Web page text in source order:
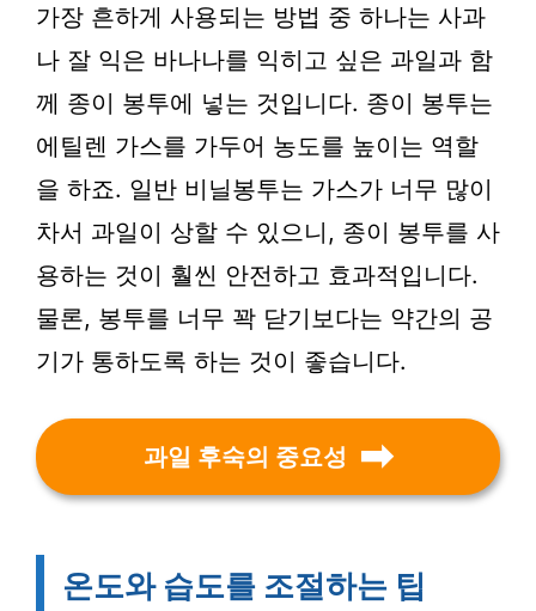
가장 흔하게 사용되는 방법 중 하나는 사과
나 잘 익은 바나나를 익히고 싶은 과일과 함
께 종이 봉투에 넣는 것입니다. 종이 봉투는
에틸렌 가스를 가두어 농도를 높이는 역할
을 하죠. 일반 비닐봉투는 가스가 너무 많이
차서 과일이 상할 수 있으니, 종이 봉투를 사
용하는 것이 훨씬 안전하고 효과적입니다.
물론, 봉투를 너무 꽉 닫기보다는 약간의 공
기가 통하도록 하는 것이 좋습니다.
과일 후숙의 중요성
온도와 습도를 조절하는 팁